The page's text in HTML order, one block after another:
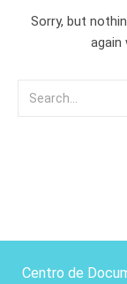
Sorry, but
again
Centro de